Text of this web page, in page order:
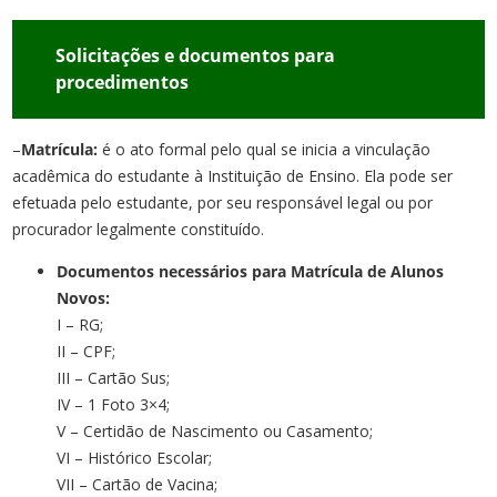
Solicitações e documentos para
procedimentos
–Matrícula:é o ato formal pelo qual se inicia a vinculação
acadêmica do estudante à Instituição de Ensino. Ela pode ser
efetuada pelo estudante, por seu responsável legal ou por
procurador legalmente constituído.
Documentos necessários para Matrícula de Alunos
Novos:
I – RG;
II – CPF;
III – Cartão Sus;
IV – 1 Foto 3×4;
V – Certidão de Nascimento ou Casamento;
VI – Histórico Escolar;
VII – Cartão de Vacina;